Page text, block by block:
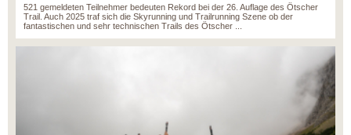
521 gemeldeten Teilnehmer bedeuten Rekord bei der 26. Auflage des Ötscher
Trail. Auch 2025 traf sich die Skyrunning und Trailrunning Szene ob der
fantastischen und sehr technischen Trails des Ötscher ...